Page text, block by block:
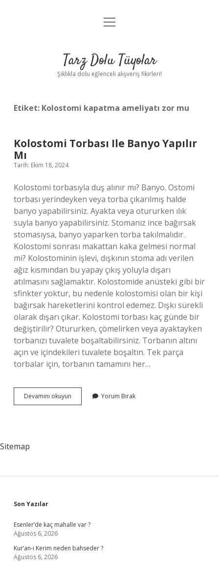
Anasayfa
Yasal Uyarı
menüyü
Tarz Dolu Tüyolar
Şıklıkla dolu eğlenceli alışveriş fikirleri!
Etiket: Kolostomi kapatma ameliyatı zor mu
Kolostomi Torbası Ile Banyo Yapılır
Mı
Tarih: Ekim 18, 2024
Kolostomi torbasıyla duş alınır mı? Banyo. Ostomi
torbası yerindeyken veya torba çıkarılmış halde
banyo yapabilirsiniz. Ayakta veya otururken ılık
suyla banyo yapabilirsiniz. Stomanız ince bağırsak
stomasıysa, banyo yaparken torba takılmalıdır.
Kolostomi sonrası makattan kaka gelmesi normal
mi? Kolostominin işlevi, dışkının stoma adı verilen
ağız kısmından bu yapay çıkış yoluyla dışarı
atılmasını sağlamaktır. Kolostomide anüsteki gibi bir
sfinkter yoktur, bu nedenle kolostomisi olan bir kişi
bağırsak hareketlerini kontrol edemez. Dışkı sürekli
olarak dışarı çıkar. Kolostomi torbası kaç günde bir
değiştirilir? Otururken, çömelirken veya ayaktayken
torbanızı tuvalete boşaltabilirsiniz. Torbanın altını
açın ve içindekileri tuvalete boşaltın. Tek parça
torbalar için, torbanın tamamını her…
Devamını okuyun Kolostomi
Torbası
Yorum Bırak
Sitemap
Sidebar
Son Yazılar
Esenler’de kaç mahalle var ?
Ağustos 6, 2026
Kur’an-ı Kerim neden bahseder ?
Ağustos 6, 2026